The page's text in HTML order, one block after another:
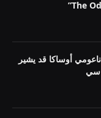
أوساكا قد يشير
سي